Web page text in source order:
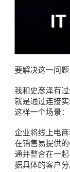
要解决这一问题
我和史彦泽有
就是通过连接
这样一个场景：
企业将线上电
在销售易提供
通并整合在一
据具体的客户